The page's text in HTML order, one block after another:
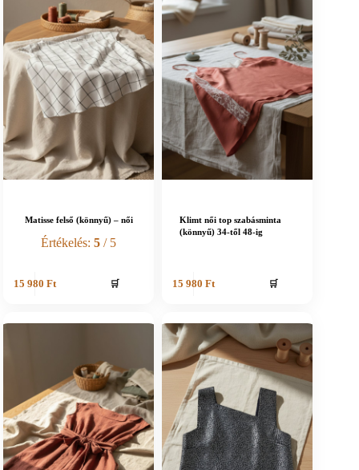
Matisse felső (könnyű) – női
Értékelés:5 / 5
15 980 Ft 🛒
Klimt női top szabásminta
(könnyű) 34-től 48-ig
15 980 Ft 🛒